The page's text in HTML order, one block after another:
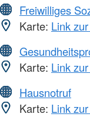
Freiwilliges
Karte: Link
Karte: Link
Hausnotruf
Karte: Link